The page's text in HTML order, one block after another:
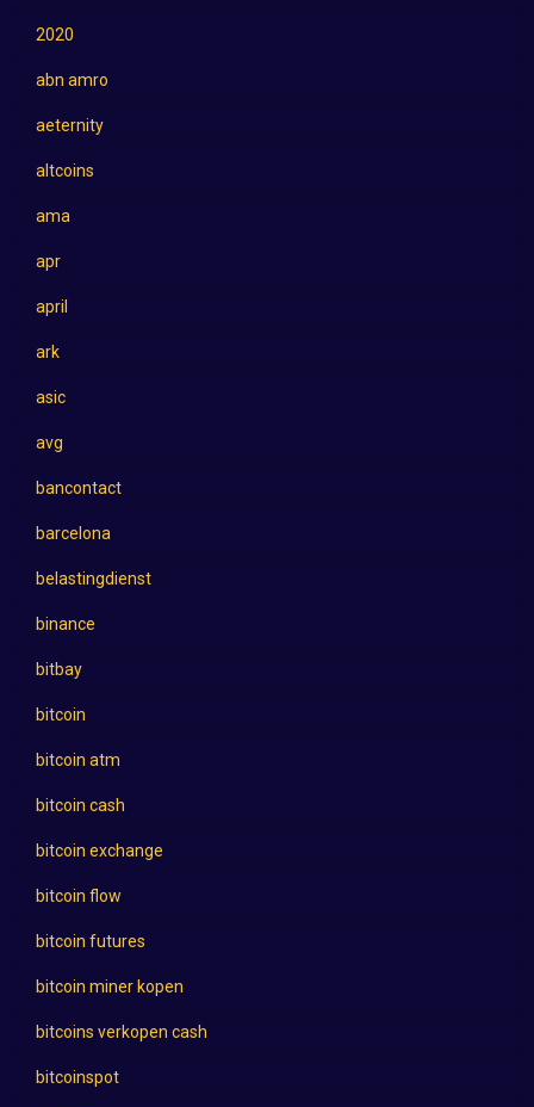
2020
abn amro
aeternity
altcoins
ama
apr
april
ark
asic
avg
bancontact
barcelona
belastingdienst
binance
bitbay
bitcoin
bitcoin atm
bitcoin cash
bitcoin exchange
bitcoin flow
bitcoin futures
bitcoin miner kopen
bitcoins verkopen cash
bitcoinspot